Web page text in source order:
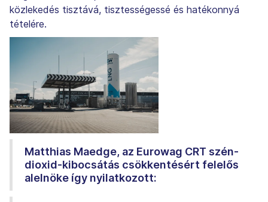
közlekedés tisztává, tisztességessé és hatékonnyá
tételére.
Matthias Maedge, az Eurowag CRT szén-
dioxid-kibocsátás csökkentésért felelős
alelnöke így nyilatkozott: